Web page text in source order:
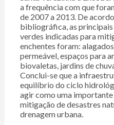
a frequência com que
de 2007 a 2013. De
bibliográfica, as
verdes indicadas para
enchentes foram:
permeável, espaços para
biovaletas, jardins de
Conclui-se que a
equilíbrio do ciclo
agir como uma
mitigação de desastres
drenagem urbana.